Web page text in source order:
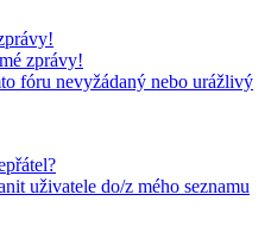
zprávy!
fóru nevyžádaný nebo urážlivý
uživatele do/z mého seznamu